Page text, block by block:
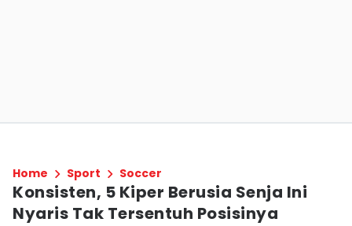
Home Sport Soccer
Konsisten, 5 Kiper Berusia Senja Ini
Nyaris Tak Tersentuh Posisinya